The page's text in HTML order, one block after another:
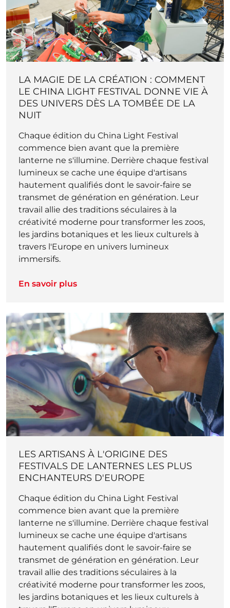
LA MAGIE DE LA CRÉATION : COMMENT
LE CHINA LIGHT FESTIVAL DONNE VIE À
DES UNIVERS DÈS LA TOMBÉE DE LA
NUIT
Chaque édition du China Light Festival
commence bien avant que la première
lanterne ne s'illumine. Derrière chaque festival
lumineux se cache une équipe d'artisans
hautement qualifiés dont le savoir-faire se
transmet de génération en génération. Leur
travail allie des traditions séculaires à la
créativité moderne pour transformer les zoos,
les jardins botaniques et les lieux culturels à
travers l'Europe en univers lumineux
immersifs.
En savoir plus
LES ARTISANS À L'ORIGINE DES
FESTIVALS DE LANTERNES LES PLUS
ENCHANTEURS D'EUROPE
Chaque édition du China Light Festival
commence bien avant que la première
lanterne ne s'illumine. Derrière chaque festival
lumineux se cache une équipe d'artisans
hautement qualifiés dont le savoir-faire se
transmet de génération en génération. Leur
travail allie des traditions séculaires à la
créativité moderne pour transformer les zoos,
les jardins botaniques et les lieux culturels à